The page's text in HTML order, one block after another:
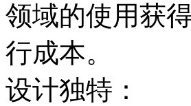
领域的使用获
行成本。
设计独特：